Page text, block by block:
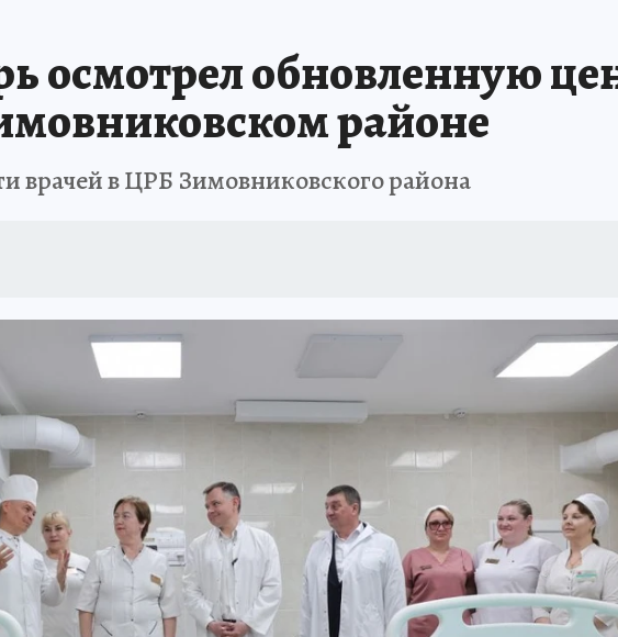
осмотрел обновленную
районе
врачей в ЦРБ Зимовниковского района